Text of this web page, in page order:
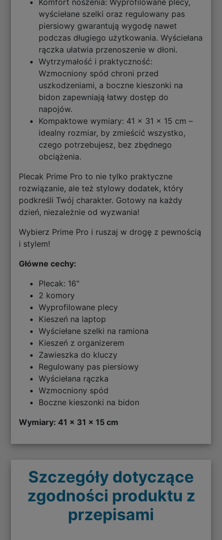
wyściełane szelki oraz regulowany pas
piersiowy gwarantują wygodę nawet
podczas długiego użytkowania. Wyściełana
rączka ułatwia przenoszenie w dłoni.
Wytrzymałość i praktyczność:
Wzmocniony spód chroni przed
uszkodzeniami, a boczne kieszonki na
bidon zapewniają łatwy dostęp do
napojów.
Kompaktowe wymiary: 41 x 31 x 15 cm –
idealny rozmiar, by zmieścić wszystko,
czego potrzebujesz, bez zbędnego
obciążenia.
Plecak Prime Pro to nie tylko praktyczne
rozwiązanie, ale też stylowy dodatek, który
podkreśli Twój charakter. Gotowy na każdy
dzień, niezależnie od wyzwania!
Wybierz Prime Pro i ruszaj w drogę z pewnością
i stylem!
Główne cechy:
Plecak: 16"
2 komory
Wyprofilowane plecy
Kieszeń na laptop
Wyściełane szelki na ramiona
Kieszeń z organizerem
Zawieszka do kluczy
Regulowany pas piersiowy
Wyściełana rączka
Wzmocniony spód
Boczne kieszonki na bidon
Wymiary: 41 x 31 x 15 cm
Szczegóły dotyczące
zgodności produktu z
przepisami